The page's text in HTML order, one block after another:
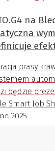
na
prasy
będzie
Smart Job
2025.